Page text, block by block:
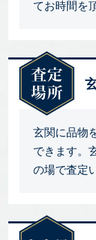
てお時間を
玄関に品物
できます。
の場で査定